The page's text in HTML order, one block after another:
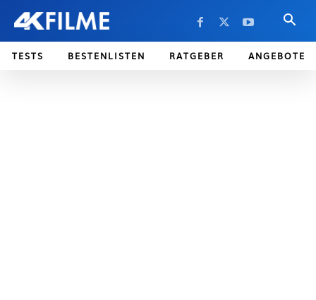
TESTS BESTENLISTEN RATGEBER ANGEBOTE